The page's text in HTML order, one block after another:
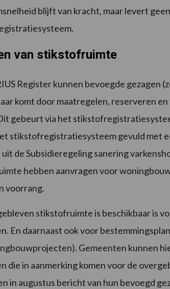
blijft van kracht, maar levert
van stikstofruimte
Register kunnen bevoegde gezagen
komt door maatregelen, reserveren
gebeurt via het
stikstofregistratiesysteem gevuld met
de Subsidieregeling sanering
hebben aanvragen voor
voorrang.
stikstofruimte is beschikbaar is
En daarnaast ook voor
Gemeenten kunnen
die in aanmerking komen voor de
in augustus bericht van hun bevoegd